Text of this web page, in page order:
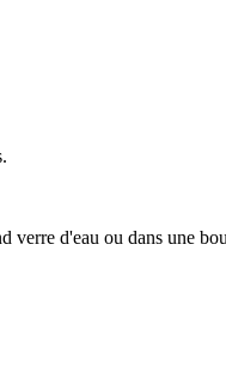
d'eau ou dans une